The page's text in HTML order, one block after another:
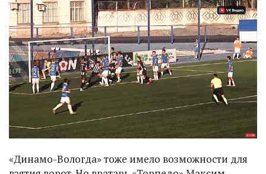
«Динамо-Вологда» тоже имело возможности для